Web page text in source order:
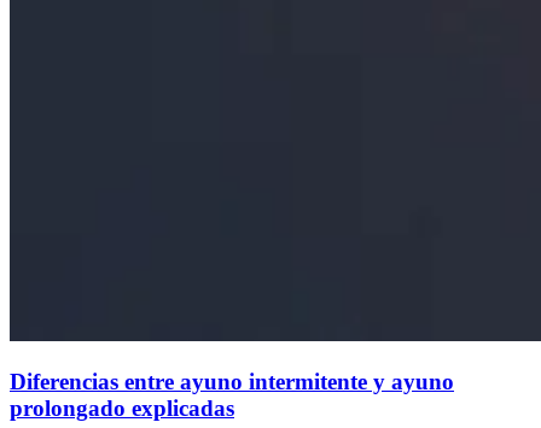
Diferencias entre ayuno intermitente y ayuno
prolongado explicadas